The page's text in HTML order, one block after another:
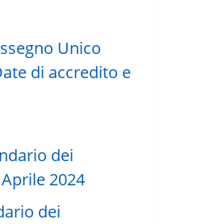
Unico
di accredito e
dei